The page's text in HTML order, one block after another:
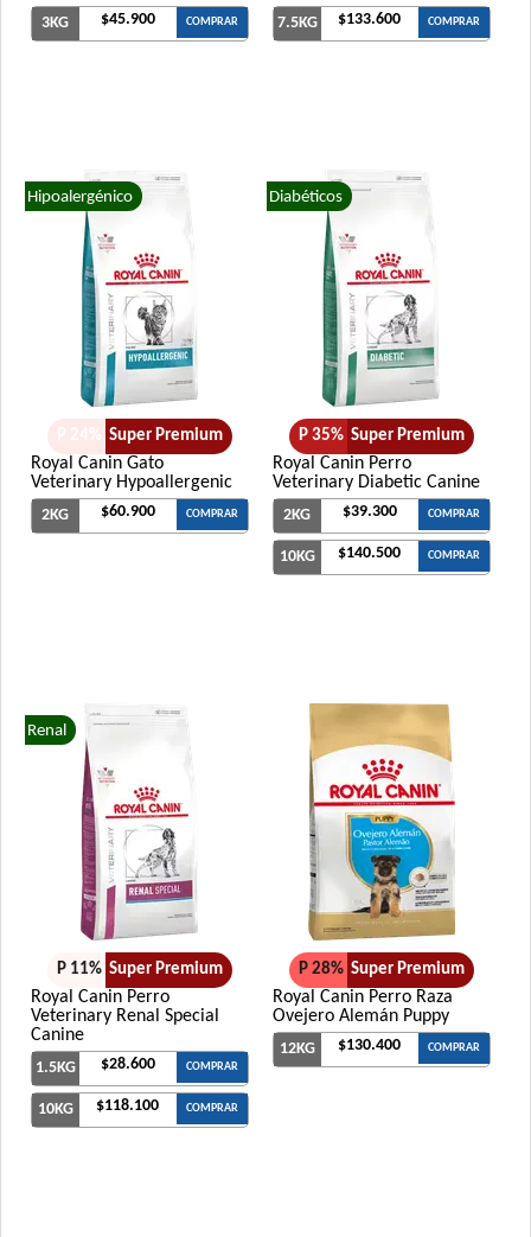
3KG $45.900 COMPRAR 7.5KG $133.600 COMPRAR
Hipoalergénico
Super Premium
Royal Canin Gato
Veterinary Hypoallergenic
2KG $60.900 COMPRAR
Diabéticos
P 35% Super Premium
Royal Canin Perro
Veterinary Diabetic Canine
2KG $39.300 COMPRAR
10KG $140.500 COMPRAR
Renal
P 11% Super Premium
Royal Canin Perro
Veterinary Renal Special
Canine
1.5KG $28.600 COMPRAR
10KG $118.100 COMPRAR
P 28% Super Premium
Royal Canin Perro Raza
Ovejero Alemán Puppy
12KG $130.400 COMPRAR